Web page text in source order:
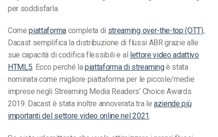
per soddisfarla.
Comepiattaformacompleta di streaming over-the-top (OTT),
Dacast semplifica la distribuzione di flussi ABR grazie alle
sue capacità di codifica flessibili e al lettore video adattivo
HTML5. Ecco perché lapiattaforma di streamingè stata
nominata come migliore piattaforma per le piccole/medie
imprese negli Streaming Media Readers’ Choice Awards
2019. Dacast è stata inoltre annoverata tra le aziende più
importanti del settore video online nel 2021.